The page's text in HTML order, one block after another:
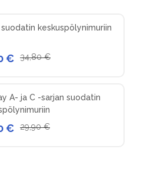
suodatin keskuspölynimuriin
€ 34,80 €
A- ja C -sarjan suodatin
€ 29,90 €